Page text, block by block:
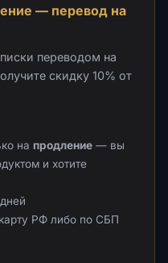
— перевод на
переводом на
скидку 10% от
на продление — вы
и хотите
РФ либо по СБП